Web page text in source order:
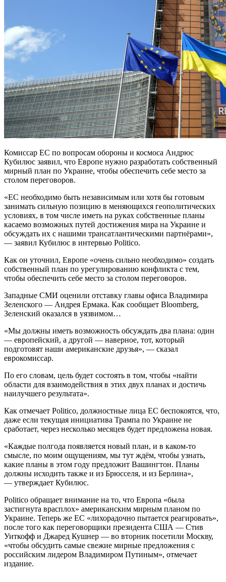
Комиссар ЕС по вопросам обороны и космоса Андрюс
Кубилюс заявил, что Европе нужно разработать собственный
мирный план по Украине, чтобы обеспечить себе место за
столом переговоров.
«ЕС необходимо быть независимым или хотя бы готовым
занимать сильную позицию в меняющихся геополитических
условиях, в том числе иметь на руках собственные планы
касаемо возможных путей достижения мира на Украине и
обсуждать их с нашими трансатлантическими партнёрами»,
— заявил Кубилюс в интервью Politico.
Как он уточнил, Европе «очень сильно необходимо» создать
собственный план по урегулированию конфликта с тем,
чтобы обеспечить себе место за столом переговоров.
Западные СМИ оценили отставку главы офиса Владимира
Зеленского — Андрея Ермака. Как сообщает Bloomberg,
Зеленский оказался в уязвимом…
«Мы должны иметь возможность обсуждать два плана: один
— европейский, а другой — наверное, тот, который
подготовят наши американские друзья», — сказал
еврокомиссар.
По его словам, цель будет состоять в том, чтобы «найти
области для взаимодействия в этих двух планах и достичь
наилучшего результата».
Как отмечает Politico, должностные лица ЕС беспокоятся, что,
даже если текущая инициатива Трампа по Украине не
сработает, через несколько месяцев будет предложена новая.
«Каждые полгода появляется новый план, и в каком-то
смысле, по моим ощущениям, мы тут ждём, чтобы узнать,
какие планы в этом году предложит Вашингтон. Планы
должны исходить также и из Брюсселя, и из Берлина»,
— утверждает Кубилюс.
Politico обращает внимание на то, что Европа «была
застигнута врасплох» американским мирным планом по
Украине. Теперь же ЕС «лихорадочно пытается реагировать»,
после того как переговорщики президента США — Стив
Уиткофф и Джаред Кушнер — во вторник посетили Москву,
«чтобы обсудить самые свежие мирные предложения с
российским лидером Владимиром Путиным», отмечает
издание.